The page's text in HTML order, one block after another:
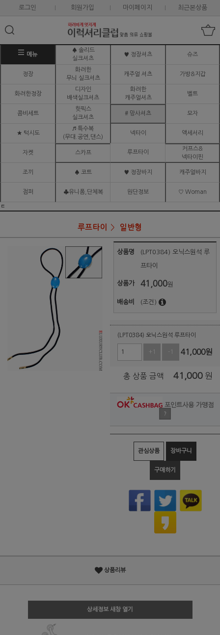
로그인 회원가입 마이페이지 최근본상품
메뉴
♠ 솔리드
실크셔츠
♥ 정장셔츠 슈즈
정장
화려한
무늬 실크셔츠
캐주얼 셔츠 가방&지갑
화려한정장
디자인
배색실크셔츠
화려한
캐주얼셔츠
벨트
콤비세트
핫픽스
실크셔츠
# 망사셔츠 모자
★ 턱시도
♬ 특수복
(무대.공연,댄스)
넥타이 액세서리
자켓 스카프 루프타이
커프스&
넥타이핀
조끼 ♠ 코트 ♥ 정장바지 캐주얼바지
점퍼 ♣유니폼,단체복 원단정보 ♡ Woman
ㅌ
루프타이 일반형
상품명 (LPT0384) 오닉스원석 루
프타이
상품가 41,000원
배송비 (조건)
(LPT0384) 오닉스원석 루프타이
+1 -1 41,000원
총 상품 금액 41,000 원
포인트사용 가맹점
?
관심상품 장바구니
구매하기
상품리뷰
상세정보 새창 열기